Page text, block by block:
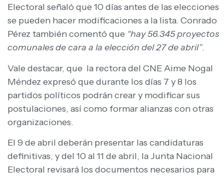
Electoral señaló que 10 días antes de las elecciones
se pueden hacer modificaciones a la lista. Conrado
Pérez también comentó que “hay 56.345 proyectos
comunales de cara a la elección del 27 de abril”.
Vale destacar, que la rectora del CNE Aime Nogal
Méndez expresó que durante los días 7 y 8 los
partidos políticos podrán crear y modificar sus
postulaciones, así como formar alianzas con otras
organizaciones.
El 9 de abril deberán presentar las candidaturas
definitivas, y del 10 al 11 de abril, la Junta Nacional
Electoral revisará los documentos necesarios para